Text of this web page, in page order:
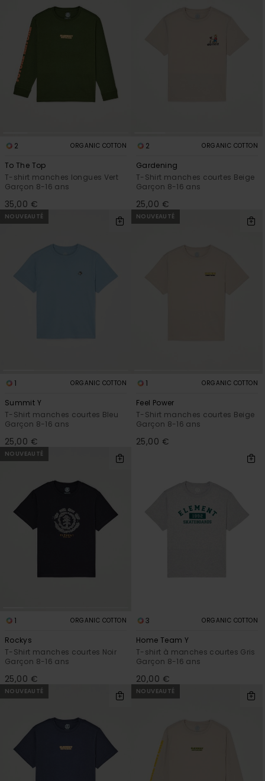
2 ORGANIC COTTON
To The Top
T-shirt manches longues Vert
Garçon 8-16 ans
35,00 €
2 ORGANIC COTTON
Gardening
T-Shirt manches courtes Beige
Garçon 8-16 ans
25,00 €
NOUVEAUTÉ
1 ORGANIC COTTON
Summit Y
T-Shirt manches courtes Bleu
Garçon 8-16 ans
25,00 €
NOUVEAUTÉ
1 ORGANIC COTTON
Feel Power
T-Shirt manches courtes Beige
Garçon 8-16 ans
25,00 €
NOUVEAUTÉ
1 ORGANIC COTTON
Rockys
T-Shirt manches courtes Noir
Garçon 8-16 ans
25,00 €
3 ORGANIC COTTON
Home Team Y
T-shirt à manches courtes Gris
Garçon 8-16 ans
20,00 €
NOUVEAUTÉ NOUVEAUTÉ